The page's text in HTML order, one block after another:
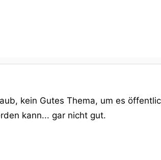
kein Gutes Thema, um es
kann... gar nicht gut.